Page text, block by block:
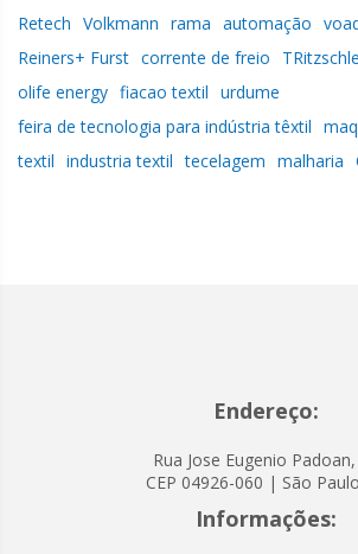
Retech Volkmann rama automação
Reiners+ Furst corrente de freio
olife energy fiacao textil urdume
feira de tecnologia para indústria têxtil
textil industria textil tecelagem malharia
Endereço:
Rua Jose Eugenio
CEP 04926-060 | São
Informações: